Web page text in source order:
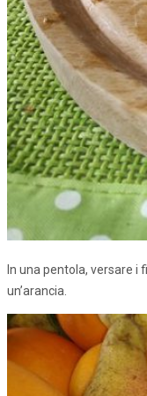
In una pentola, versare i
un’arancia.